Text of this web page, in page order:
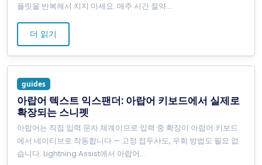
플릿을 반복해서 치지 마세요. 매주 시간 절약....
더 읽기
guides
아랍어 텍스트 익스팬더: 아랍어 키보드에서 실제로
확장되는 스니펫
아랍어는 직접 입력 문자 체계이므로 입력 중 확장이 아랍어 키보드
에서 네이티브로 작동합니다 — 고정 접두사도, 우회 방법도 필요 없
습니다. Lightning Assist에서 아랍어...